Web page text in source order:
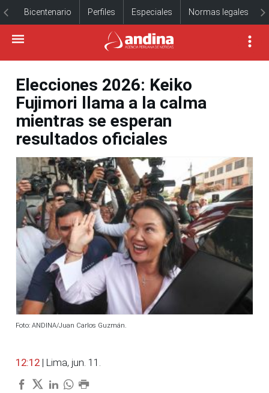
Bicentenario Perfiles Especiales Normas legales
Elecciones 2026: Keiko
Fujimori llama a la calma
mientras se esperan
resultados oficiales
Foto: ANDINA/Juan Carlos Guzmán.
12:12 | Lima, jun. 11.